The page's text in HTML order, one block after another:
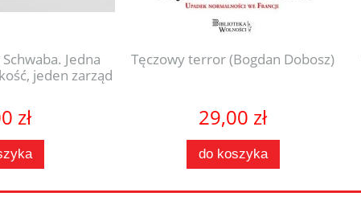
Jedna
jeden zarząd
zł
Tęczowy terror (Bogdan Dobosz)
29,00 zł
do koszyka